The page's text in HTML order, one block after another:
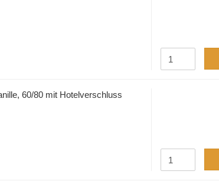
60/80 mit Hotelverschluss